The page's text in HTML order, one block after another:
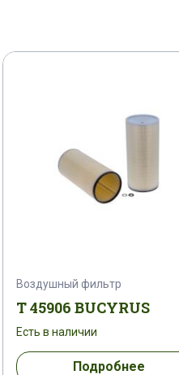
Воздушный фильтр
T 45906 BUCYRUS
Есть в наличии
Подробнее